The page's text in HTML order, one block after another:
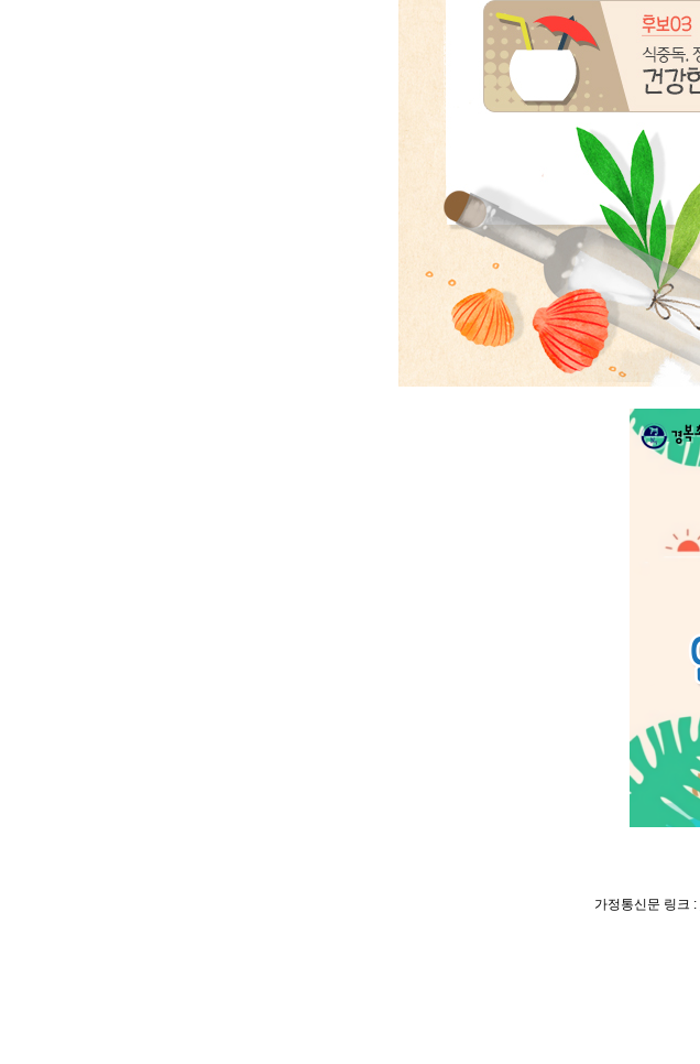
가정통신문 링크 :